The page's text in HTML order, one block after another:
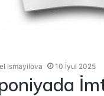
Ismayilova 10 İyul 2025